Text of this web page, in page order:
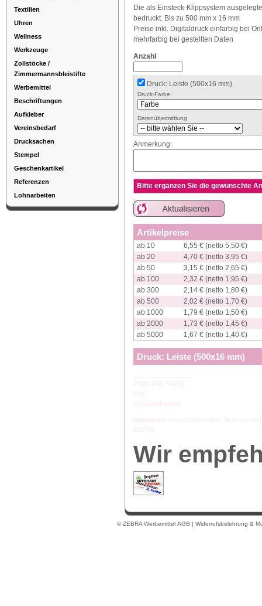
Textilien
Uhren
Wellness
Werkzeuge
Zollstöcke /
Zimmermannsbleistifte
Werbemittel
Beschriftungen
Aufkleber
Vereinsbedarf
Drucksachen
Stempel
Geschenkartikel
Referenzen
Lohnarbeiten
Die als Einsteck-Klippsystem
bedruckt. Bis zu 500 mm x 16 mm
Preise inkl. Digitaldruck einfarbig bei
mehrfarbig bei gestellten Daten
Anzahl
Druck: Leiste (500x16 mm)
Druck-Farbe:
Datenübermittlung
Anmerkung:
Bitte ergänzen Sie die gewünschte
Artikelpreise
ab 10
6,55 € (netto 5,50 €)
ab 20
4,70 € (netto 3,95 €)
ab 50
3,15 € (netto 2,65 €)
ab 100
2,32 € (netto 1,95 €)
ab 300
2,14 € (netto 1,80 €)
ab 500
2,02 € (netto 1,70 €)
ab 1000
1,79 € (netto 1,50 €)
ab 2000
1,73 € (netto 1,45 €)
ab 5000
1,67 € (netto 1,40 €)
Druck: Leiste (500x16 mm)
Wir
© ZEBRA Werbemittel AGB | Widerrufsbelehrung &